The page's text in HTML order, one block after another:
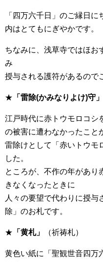
「四万六千日」のご縁日
内はとてもにぎやかです。
ちなみに、浅草寺ではほお
み
授与される護符があるので
★ 「雷除(かみなりよけ)守」
江戸時代に赤トウモロコシ
の被害に遭わなかったこと
雷除けとして「赤いトウモ
した。
ところが、不作の年があり
きなくなったときに
人々の要望で代わりに授与
除」のお札です。
★ 「黄札」 （祈祷札）
黄色い紙に「聖観世音四万